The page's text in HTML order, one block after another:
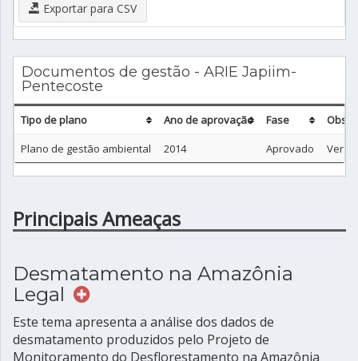
Exportar para CSV
Documentos de gestão - ARIE Japiim-
Pentecoste
Tipo de plano Ano de aprovação Fase
Plano de gestão ambiental
2014 Aprovado Ver
Principais Ameaças
Desmatamento na Amazônia
Legal
Este tema apresenta a análise dos dados de
desmatamento produzidos pelo Projeto de
Monitoramento do Desflorestamento na Amazônia